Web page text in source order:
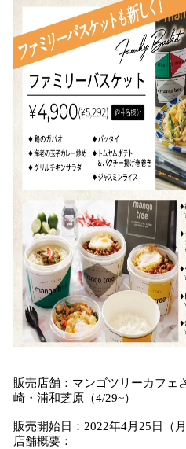
販売店舗：マンゴツリーカフェ
崎・浦和芝原（4/29~）
販売開始⽇：2022年4⽉25⽇（月
店舗概要：